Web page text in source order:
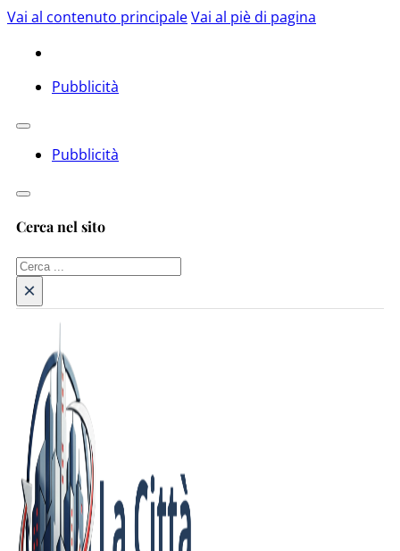
Vai al contenuto principaleVai al piè di pagina
Pubblicità
Pubblicità
Cerca nel sito
Cerca
×